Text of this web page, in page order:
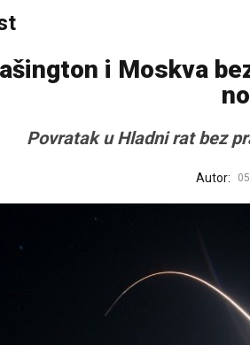
i Moskva
Povratak u Hladni rat bez
Autor: